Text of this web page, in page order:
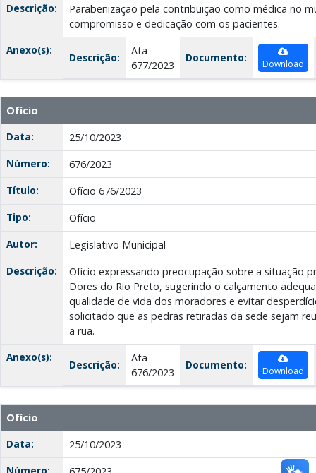
Descrição:
Parabenização pela contribuição como médica no
compromisso e dedicação com os pacientes.
Anexo(s):
Descrição:
Ata
677/2023
Documento: Download
Ofício
Data:
25/10/2023
Número:
676/2023
Título:
Ofício 676/2023
Tipo:
Ofício
Autor:
Legislativo Municipal
Descrição:
Ofício expressando preocupação sobre a situação
Dores do Rio Preto, sugerindo o calçamento
qualidade de vida dos moradores e evitar
solicitado que as pedras retiradas da sede sejam
a rua.
Anexo(s):
Descrição:
Ata
676/2023
Documento: Download
Ofício
Data:
25/10/2023